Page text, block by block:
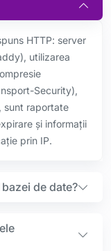
HTTP: server
utilizarea
Security),
sunt raportate
și informații
prin IP.
de date?